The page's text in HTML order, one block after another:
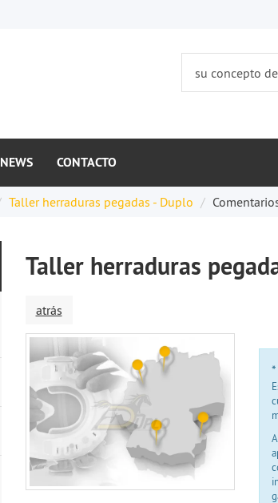
NEWS CONTACTO
Taller herraduras pegadas - Duplo
Taller herraduras
atrás
*